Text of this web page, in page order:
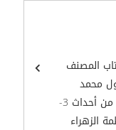
المصنف
محمد
(صلى الله عليه وآله) ووفاته وما بعدها من أحداث 3-
الزهراء